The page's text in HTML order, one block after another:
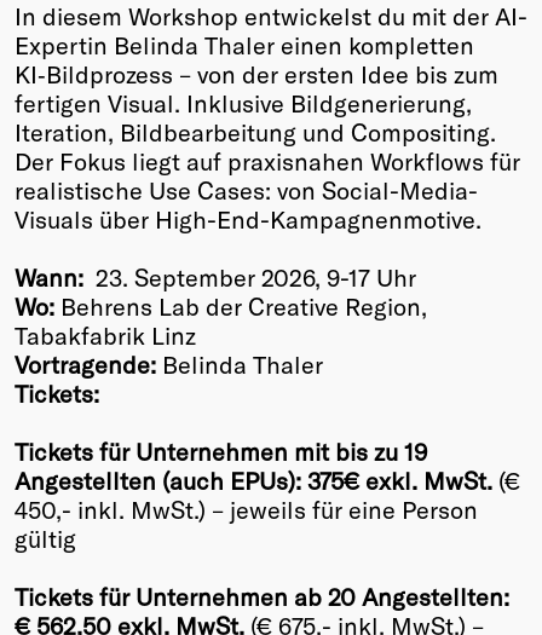
In diesem Workshop entwickelst du mit der AI-
Expertin Belinda Thaler einen kompletten
KI‑Bildprozess – von der ersten Idee bis zum
fertigen Visual. Inklusive Bildgenerierung,
Iteration, Bildbearbeitung und Compositing.
Der Fokus liegt auf praxisnahen Workflows für
realistische Use Cases: von Social-Media-
Visuals über High-End-Kampagnenmotive.
Wann: 23. September 2026, 9-17 Uhr
Wo: Behrens Lab der Creative Region,
Tabakfabrik Linz
Vortragende: Belinda Thaler
Tickets:
Tickets für Unternehmen mit bis zu 19
Angestellten (auch EPUs): 375€ exkl. MwSt. (€
450,- inkl. MwSt.) – jeweils für eine Person
gültig
Tickets für Unternehmen ab 20 Angestellten:
€ 562,50 exkl. MwSt. (€ 675,- inkl. MwSt.) –